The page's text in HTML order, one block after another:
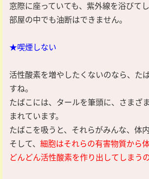
窓際に座っていても、紫外線を浴びてし
部屋の中でも油断はできません。
★喫煙しない
活性酸素を増やしたくないのなら、た
すね。
たばこには、タールを筆頭に、さまざ
まれています。
たばこを吸うと、それらがみんな、体内
そして、 細胞はそれらの有害物質から
どんどん活性酸素を作り出してしまうの